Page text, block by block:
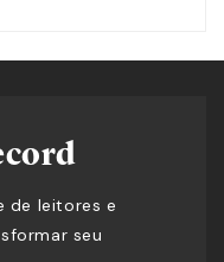
de leitores e
seu